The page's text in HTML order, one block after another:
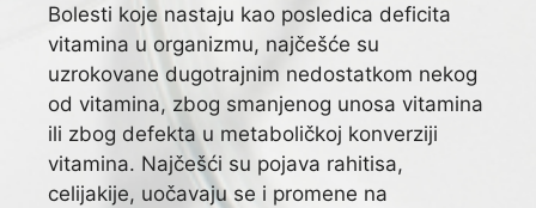
Bolesti koje nastaju kao posledica deficita
vitamina u organizmu, najčešće su
uzrokovane dugotrajnim nedostatkom nekog
od vitamina, zbog smanjenog unosa vitamina
ili zbog defekta u metaboličkoj konverziji
vitamina. Najčešći su pojava rahitisa,
celijakije, uočavaju se i promene na